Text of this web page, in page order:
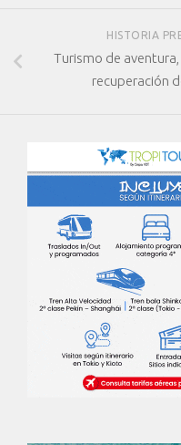
HISTORIA
Turismo de
recuperación